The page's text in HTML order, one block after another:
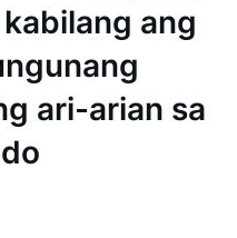
ang
ari-arian sa